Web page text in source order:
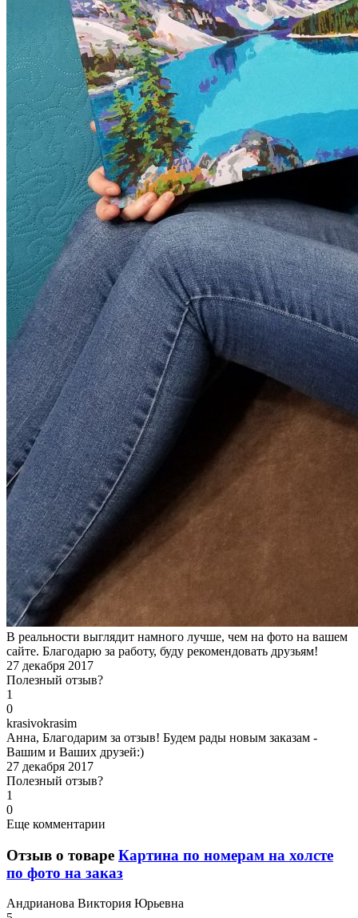
В реальности выглядит намного лучше, чем на фото на вашем
сайте. Благодарю за работу, буду рекомендовать друзьям!
27 декабря 2017
Полезный отзыв?
1
0
krasivokrasim
Анна, Благодарим за отзыв! Будем рады новым заказам -
Вашим и Ваших друзей:)
27 декабря 2017
Полезный отзыв?
1
0
Еще комментарии
Отзыв о товаре Картина по номерам на холсте
по фото на заказ
Андрианова Виктория Юрьевна